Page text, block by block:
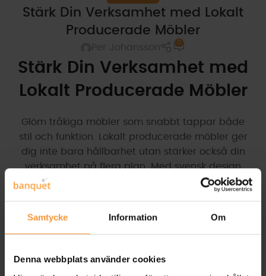
Samtycke Information Om
Denna webbplats använder cookies
Stärk Din Verksamhet med Lokalt
Producerade Möbler
Stärk Din Verksamhet med
Lokalt Producerade Möbler
Glöm tråkiga möbler som snabbt tappar både
stil och funktion. Lokalt producerade möbler ger
dig inte bara hållbarhet utan stärker också din
verksamhet på flera plan. Med svensk design
som sätter miljövänliga möbler i fokus får du
skapa en grönare och smartare arbetsmiljö! 🌿✨
besök
denna rapport